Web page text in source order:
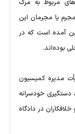
از پرونده‌های مربوط به مرگ
رسیده و مجرم یا مجرمان این
آمده است که در
مدیره کمیسیون
دستگیری خودسرانه
در دادگاه